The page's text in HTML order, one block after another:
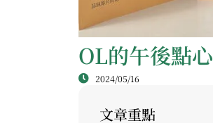
OL的午後點心
2024/05/16
文章重點